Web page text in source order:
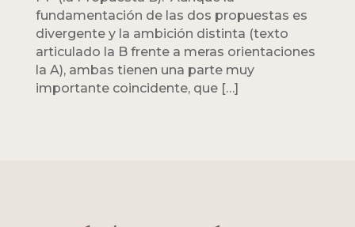
fundamentación de las dos propuestas es
divergente y la ambición distinta (texto
articulado la B frente a meras orientaciones
la A), ambas tienen una parte muy
importante coincidente, que […]